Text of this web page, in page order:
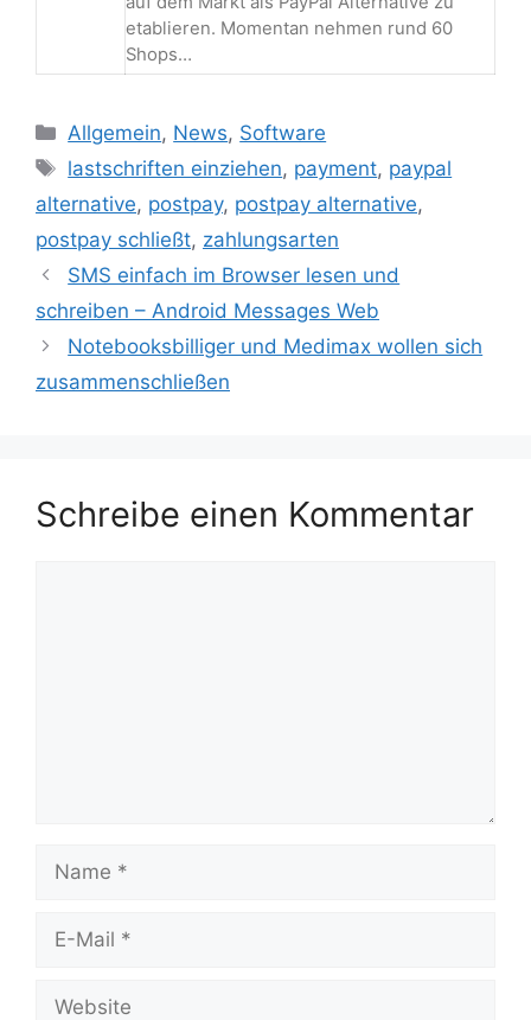
etablieren. Momentan nehmen rund 60
Shops…
Kategorien
Allgemein, News, Software
Schlagwörter
lastschriften einziehen, payment, paypal
alternative, postpay, postpay alternative,
postpay schließt, zahlungsarten
Beitrags-
Navigation
SMS einfach im Browser lesen und
schreiben – Android Messages Web
Notebooksbilliger und Medimax wollen sich
zusammenschließen
Schreibe einen Kommentar
Mail